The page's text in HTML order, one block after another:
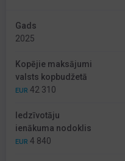
Gads
2025
Kopējie maksājumi
valsts kopbudžetā
EUR 42 310
Iedzīvotāju
ienākuma nodoklis
EUR 4 840